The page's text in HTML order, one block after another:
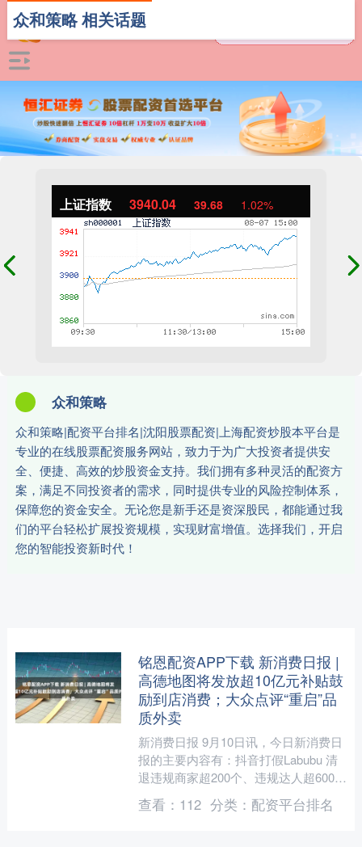
上证指数 3940.04 39.68 1.02%
众和策略
众和策略|配资平台排名|沈阳股票配资|上海配资炒股本平台是
专业的在线股票配资服务网站，致力于为广大投资者提供安
全、便捷、高效的炒股资金支持。我们拥有多种灵活的配资方
案，满足不同投资者的需求，同时提供专业的风险控制体系，
保障您的资金安全。无论您是新手还是资深股民，都能通过我
们的平台轻松扩展投资规模，实现财富增值。选择我们，开启
您的智能投资新时代！
众和策略 相关话题
铭恩配资APP下载 新消费日报 |
高德地图将发放超10亿元补贴鼓
励到店消费；大众点评“重启”品
质外卖
新消费日报 9月10日讯，今日新消费日
报的主要内容有：抖音打假Labubu 清
退违规商家超200个、违规达人超600
名；今年前8个月广东外贸进出口同比
增长4.2....
查看： 112 分类： 配资平台排名